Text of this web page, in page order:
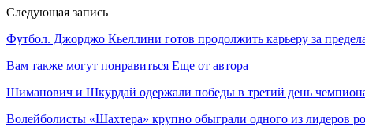
Следующая запись
Футбол. Джорджо Кьеллини готов продолжить карьеру за
Вам также могут понравиться Еще от автора
Шиманович и Шкурдай одержали победы в третий день
Волейболисты «Шахтера» крупно обыграли одного из лидеров